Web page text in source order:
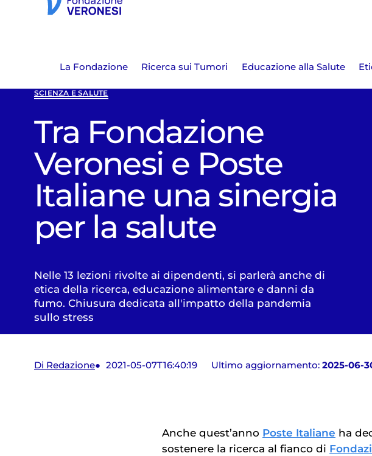
La Fondazione Ricerca sui Tumori Educazione alla Salute
SCIENZA E SALUTE
Tra Fondazione
Veronesi e Poste
Italiane una sinergia
per la salute
Nelle 13 lezioni rivolte ai dipendenti, si parlerà anche di
etica della ricerca, educazione alimentare e danni da
fumo. Chiusura dedicata all'impatto della pandemia
sullo stress
Di Redazione 2021-05-07T16:40:19 Ultimo aggiornamento: 2025-06-
Anche quest’anno Poste Italiane ha
sostenere la ricerca al fianco di